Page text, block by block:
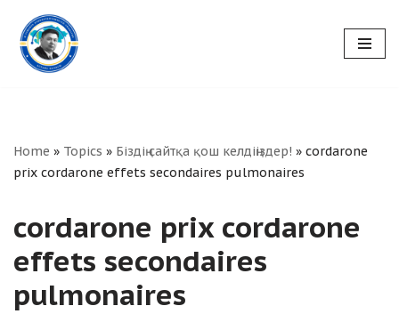
Skip
to
Home » Topics » Біздің сайтқа қош келдіңіздер! » cordarone
prix cordarone effets secondaires pulmonaires
cordarone prix cordarone
effets secondaires
pulmonaires